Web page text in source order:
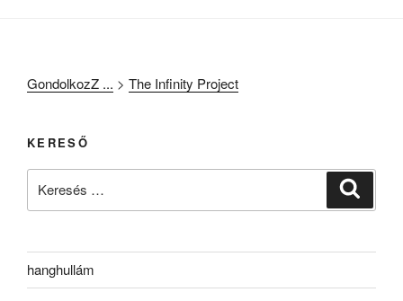
GondolkozZ ... > The Infinity Project
KERESŐ
hanghullám